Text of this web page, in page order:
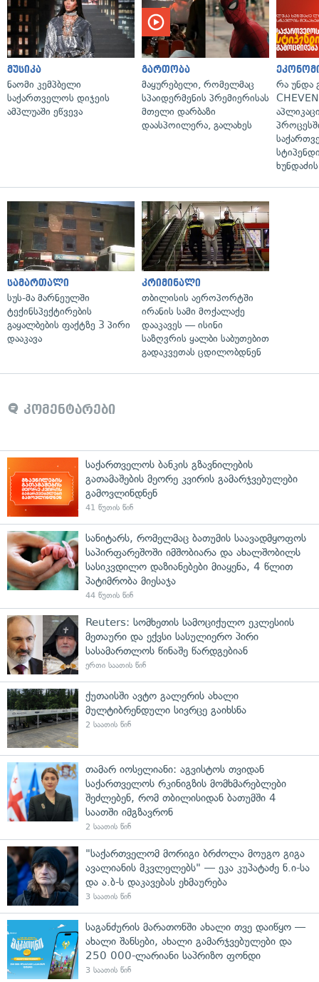
მუსიკა
ნაომი კემპბელი
საქართველოს დიჯეის
ამპლუაში ეწვევა
გართობა
მაყურებელი, რომელმაც
სპაიდერმენის პრემიერისას
მთელი დარბაზი
დაასპოილერა, გალახეს
რა უნდა
სამართალი
სუს-მა მარნეულში
ტექინსპექტირების
გაყალბების ფაქტზე 3 პირი
დააკავა
კრიმინალი
თბილისის აეროპორტში
ირანის სამი მოქალაქე
დააკავეს — ისინი
საზღვრის ყალბი საბუთებით
გადაკვეთას ცდილობდნენ
კომენტარები
საქართველოს ბანკის გზავნილების
გათამაშების მეორე კვირის გამარჯვებულები
გამოვლინდნენ
41 წუთის წინ
სანიტარს, რომელმაც ბათუმის საავადმყოფოს
საპირფარეშოში იმშობიარა და ახალშობილს
სასიკვდილო დაზიანებები მიაყენა, 4 წლით
პატიმრობა მიესაჯა
44 წუთის წინ
Reuters: სომხეთის სამოციქულო ეკლესიის
მეთაური და ექვსი სასულიერო პირი
სასამართლოს წინაშე წარდგებიან
ერთი საათის წინ
ქუთაისში ავტო გალერის ახალი
მულტიბრენდული სივრცე გაიხსნა
2 საათის წინ
თამარ იოსელიანი: აგვისტოს თვიდან
საქართველოს რკინიგზის მომხმარებლები
შეძლებენ, რომ თბილისიდან ბათუმში 4
საათში იმგზავრონ
2 საათის წინ
"საქართველომ მორიგი ბრძოლა მოუგო გიგა
ავალიანის მკვლელებს" — ეკა კუპატაძე ნ.ი-სა
და ა.ბ-ს დაკავებას ეხმაურება
3 საათის წინ
საგანძურის მარათონში ახალი თვე დაიწყო —
ახალი შანსები, ახალი გამარჯვებულები და
250 000-ლარიანი საპრიზო ფონდი
3 საათის წინ